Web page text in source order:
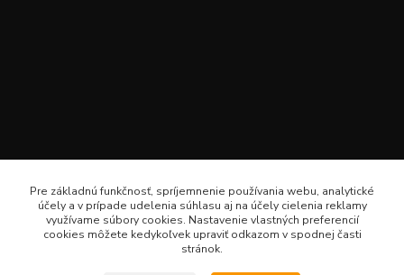
Pre základnú funkčnosť, spríjemnenie používania webu, analytické
účely a v prípade udelenia súhlasu aj na účely cielenia reklamy
využívame súbory cookies. Nastavenie vlastných preferencií
cookies môžete kedykoľvek upraviť odkazom v spodnej časti
stránok.